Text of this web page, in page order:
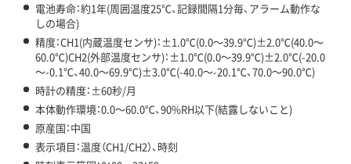
電池寿命：約1年(周囲温度25℃、記録間隔1分毎、アラーム動作な
しの場合)
精度：CH1(内蔵温度センサ)：±1.0℃(0.0～39.9℃)±2.0℃(40.0～
60.0℃)CH2(外部温度センサ)：±1.0℃(0.0～39.9℃)±2.0℃(-20.0
～-0.1℃、40.0～69.9℃)±3.0℃(-40.0～-20.1℃、70.0～90.0℃)
時計の精度：±60秒/月
本体動作環境：0.0～60.0℃、90%RH以下(結露しないこと)
原産国：中国
表示項目：温度（CH1/CH2）、時刻